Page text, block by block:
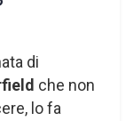
di
che non
lo fa